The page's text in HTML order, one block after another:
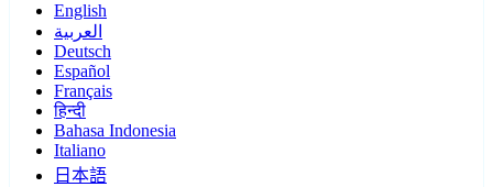
English
العربية
Deutsch
Español
Français
हिन्दी
Bahasa Indonesia
Italiano
日本語